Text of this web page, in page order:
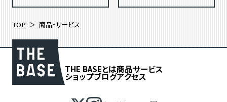
TOP 商品・サービス
THE BASEとは商品サービス
ショップブログアクセス